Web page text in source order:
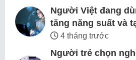
Người Việt đang
tăng năng suất và
4 tháng trước
Người trẻ chọn